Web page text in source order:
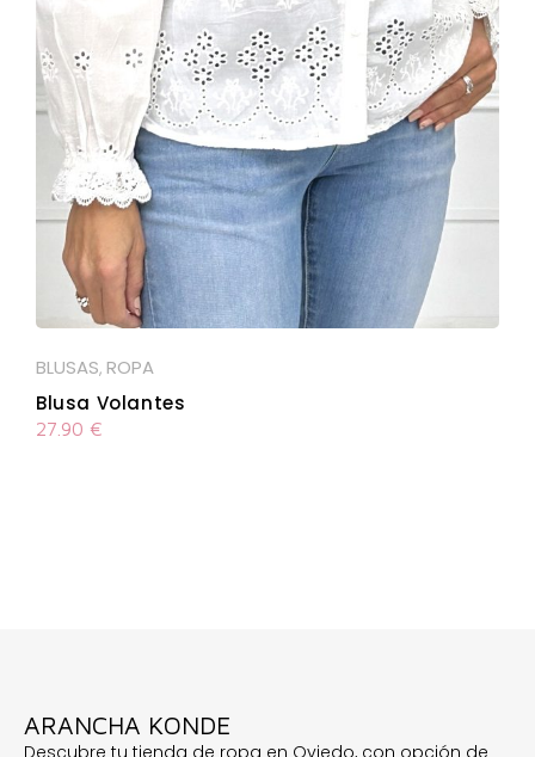
BLUSAS, ROPA
Blusa Volantes
27.90 €
ARANCHA KONDE
Descubre tu tienda de ropa en Oviedo, con opción de